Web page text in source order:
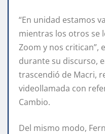
“En unidad estamos
mientras los otros se
Zoom y nos critican”,
durante su discurso,
trascendió de Macri,
videollamada con
Cambio.
Del mismo modo,